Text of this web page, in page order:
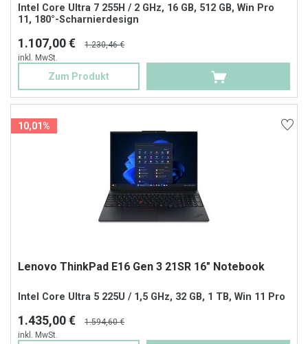
Intel Core Ultra 7 255H / 2 GHz, 16 GB, 512 GB, Win Pro
11, 180°-Scharnierdesign
1.107,00 €
1.230,46 €
inkl. MwSt.
Zum Produkt
10,01%
Lenovo ThinkPad E16 Gen 3 21SR 16" Notebook
Intel Core Ultra 5 225U / 1,5 GHz, 32 GB, 1 TB, Win 11 Pro
1.435,00 €
1.594,60 €
inkl. MwSt.